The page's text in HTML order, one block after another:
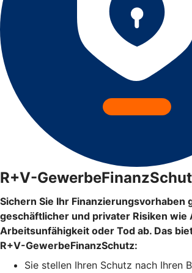
R+V-
Sichern Sie Ihr Finanzierungsvorhaben
geschäftlicher und privater Risiken wie
Arbeitsunfähigkeit oder Tod ab. Das
R+V-GewerbeFinanzSchutz:
Sie stellen Ihren Schutz nach Ihren